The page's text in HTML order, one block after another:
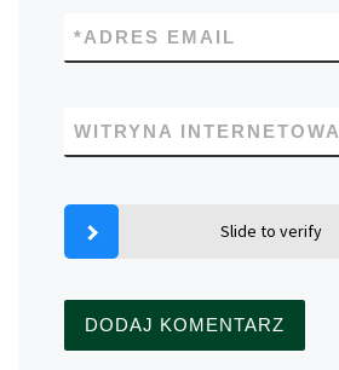
ADRES EMAIL
*
WITRYNA INTERNETOWA
Slide to verify